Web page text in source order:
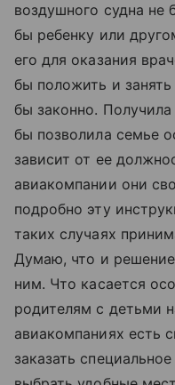
воздушного судна не
бы ребенку или
его для оказания
бы положить и
бы законно.
бы позволила семье
зависит от ее
авиакомпании они
подробно эту
таких случаях
Думаю, что и
ним. Что касается
родителям с детьми
авиакомпаниях есть
заказать